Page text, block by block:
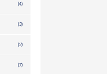
(4)
(3)
(2)
(7)